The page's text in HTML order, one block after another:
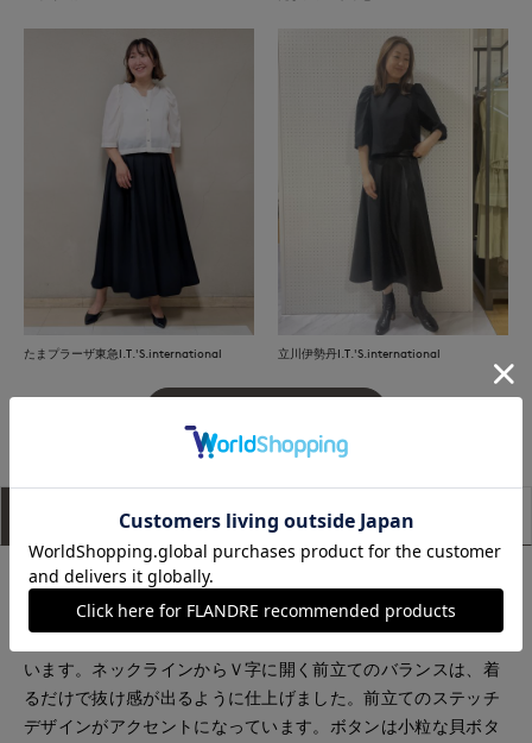
たまプラーザ東急I.T.'S.international 立川伊勢丹I.T.'S.international
アイテム説明 サイズ詳細 購入レビュー
■デザイン
袖付け位置にギャザーを入れふんわりとしたボリュームを出し
います。ネックラインからＶ字に開く前立てのバランスは、着
るだけで抜け感が出るように仕上げました。前立てのステッチ
デザインがアクセントになっています。ボタンは小粒な貝ボタ